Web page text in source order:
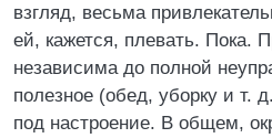
взгляд, весьма
ей, кажется, плевать. Пока.
независима до полной
полезное (обед, уборку и т.
под настроение. В общем,